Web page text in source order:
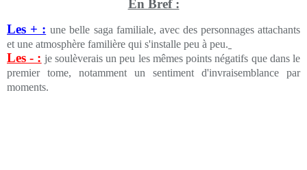
En Bref :
Les + : une belle saga familiale, avec des personnages attachants
et une atmosphère familière qui s'installe peu à peu.
Les - : je soulèverais un peu les mêmes points négatifs que dans le
premier tome, notamment un sentiment d'invraisemblance par
moments.